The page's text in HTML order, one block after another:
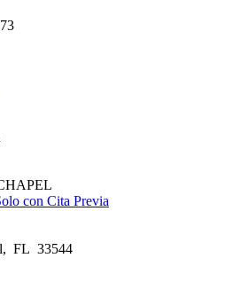
con Cita Previa
, FL 33544